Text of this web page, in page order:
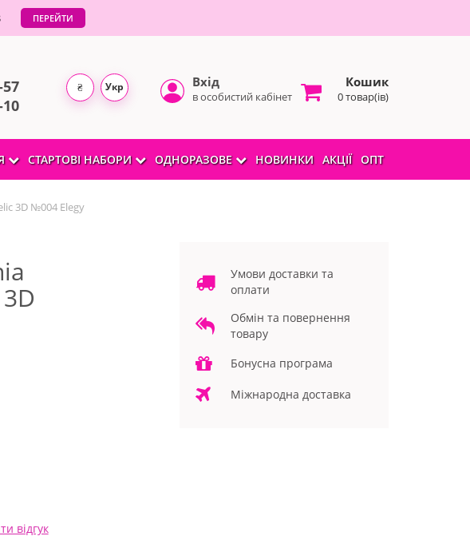
ПЕРЕЙТИ
₴ Укр Вхід
в особистий кабінет
Кошик
0 товар(ів)
СТАРТОВІ НАБОРИ ОДНОРАЗОВЕ НОВИНКИ АКЦІЇ ОПТ
3D №004 Elegy
відгук
Умови доставки та
оплати
Обмін та повернення
товару
Бонусна програма
Міжнародна доставка